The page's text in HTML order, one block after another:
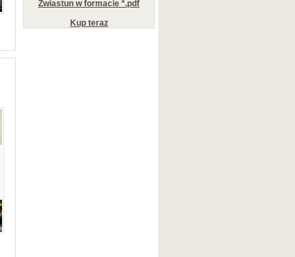
Zwiastun w formacie *.pdf
Kup teraz